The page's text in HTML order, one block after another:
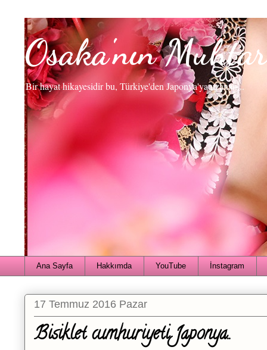
Osaka'nın
Bir hayat hikayesidir bu, Türkiye'den Japonya'ya uzanan...
Ana Sayfa Hakkımda YouTube İnstagram
17 Temmuz 2016 Pazar
Bisiklet cumhuriyeti Japonya..